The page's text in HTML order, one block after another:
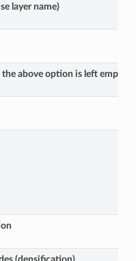
layer name)
above option is left empty)